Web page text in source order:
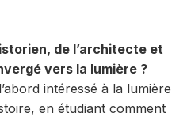
de l’architecte et
vers la lumière ?
intéressé à la lumière
en étudiant comment